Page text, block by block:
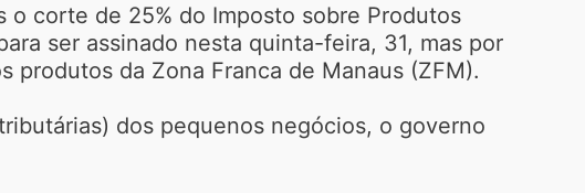
o corte de 25% do Imposto sobre Produtos
ser assinado nesta quinta-feira, 31, mas por
da Zona Franca de Manaus (ZFM).
dos pequenos negócios, o governo